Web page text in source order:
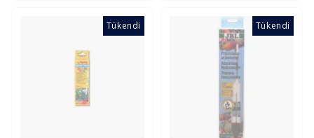
Tükendi Tükendi